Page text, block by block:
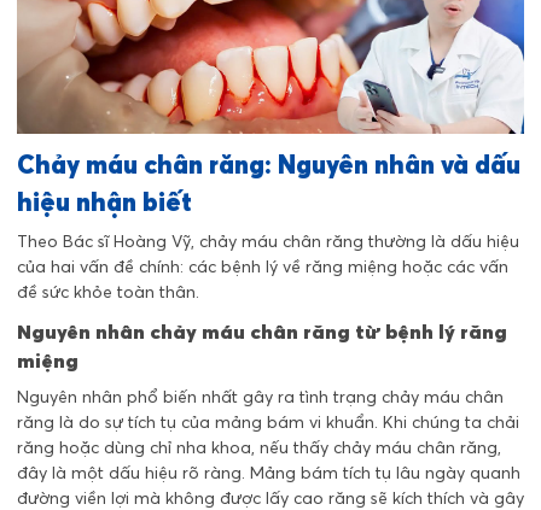
Chảy máu chân răng: Nguyên nhân và dấu
hiệu nhận biết
Theo Bác sĩ Hoàng Vỹ, chảy máu chân răng thường là dấu hiệu
của hai vấn đề chính: các bệnh lý về răng miệng hoặc các vấn
đề sức khỏe toàn thân.
Nguyên nhân chảy máu chân răng từ bệnh lý răng
miệng
Nguyên nhân phổ biến nhất gây ra tình trạng chảy máu chân
răng là do sự tích tụ của mảng bám vi khuẩn. Khi chúng ta chải
răng hoặc dùng chỉ nha khoa, nếu thấy chảy máu chân răng,
đây là một dấu hiệu rõ ràng. Mảng bám tích tụ lâu ngày quanh
đường viền lợi mà không được lấy cao răng sẽ kích thích và gây